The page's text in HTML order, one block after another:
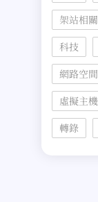
架站相關
科技
網路空間
虛擬主機
轉錄